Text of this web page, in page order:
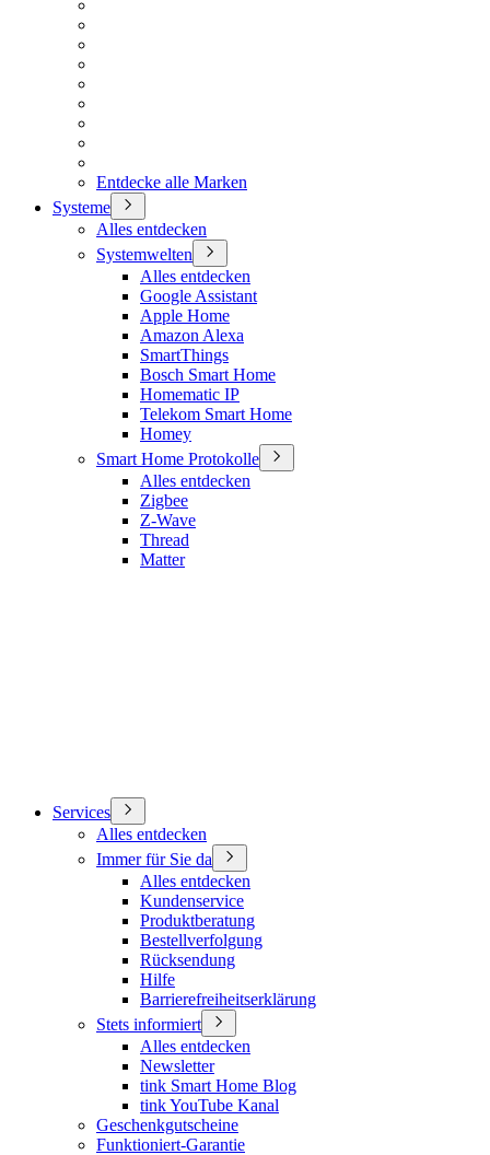
Entdecke alle Marken
Systeme
Alles entdecken
Systemwelten
Alles entdecken
Google Assistant
Apple Home
Amazon Alexa
SmartThings
Bosch Smart Home
Homematic IP
Telekom Smart Home
Homey
Smart Home Protokolle
Alles entdecken
Zigbee
Z-Wave
Thread
Matter
Services
Alles entdecken
Immer für Sie da
Alles entdecken
Kundenservice
Produktberatung
Bestellverfolgung
Rücksendung
Hilfe
Barrierefreiheitserklärung
Stets informiert
Alles entdecken
Newsletter
tink Smart Home Blog
tink YouTube Kanal
Geschenkgutscheine
Funktioniert-Garantie